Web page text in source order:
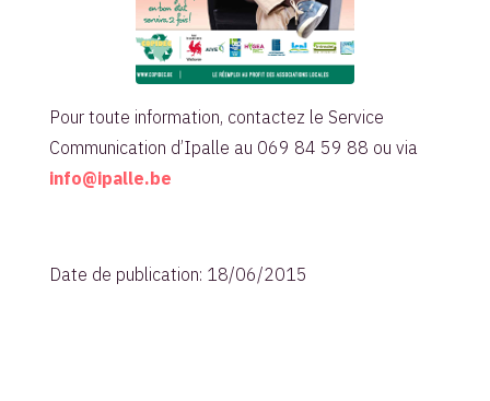
Pour toute information, contactez le Service
Communication d’Ipalle au 069 84 59 88 ou via
info@ipalle.be
Date de publication: 18/06/2015